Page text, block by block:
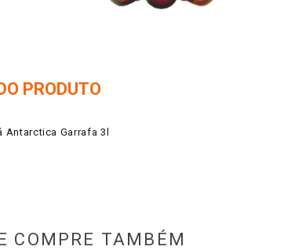
PRODUTO
Antarctica Garrafa 3l
COMPRE TAMBÉM